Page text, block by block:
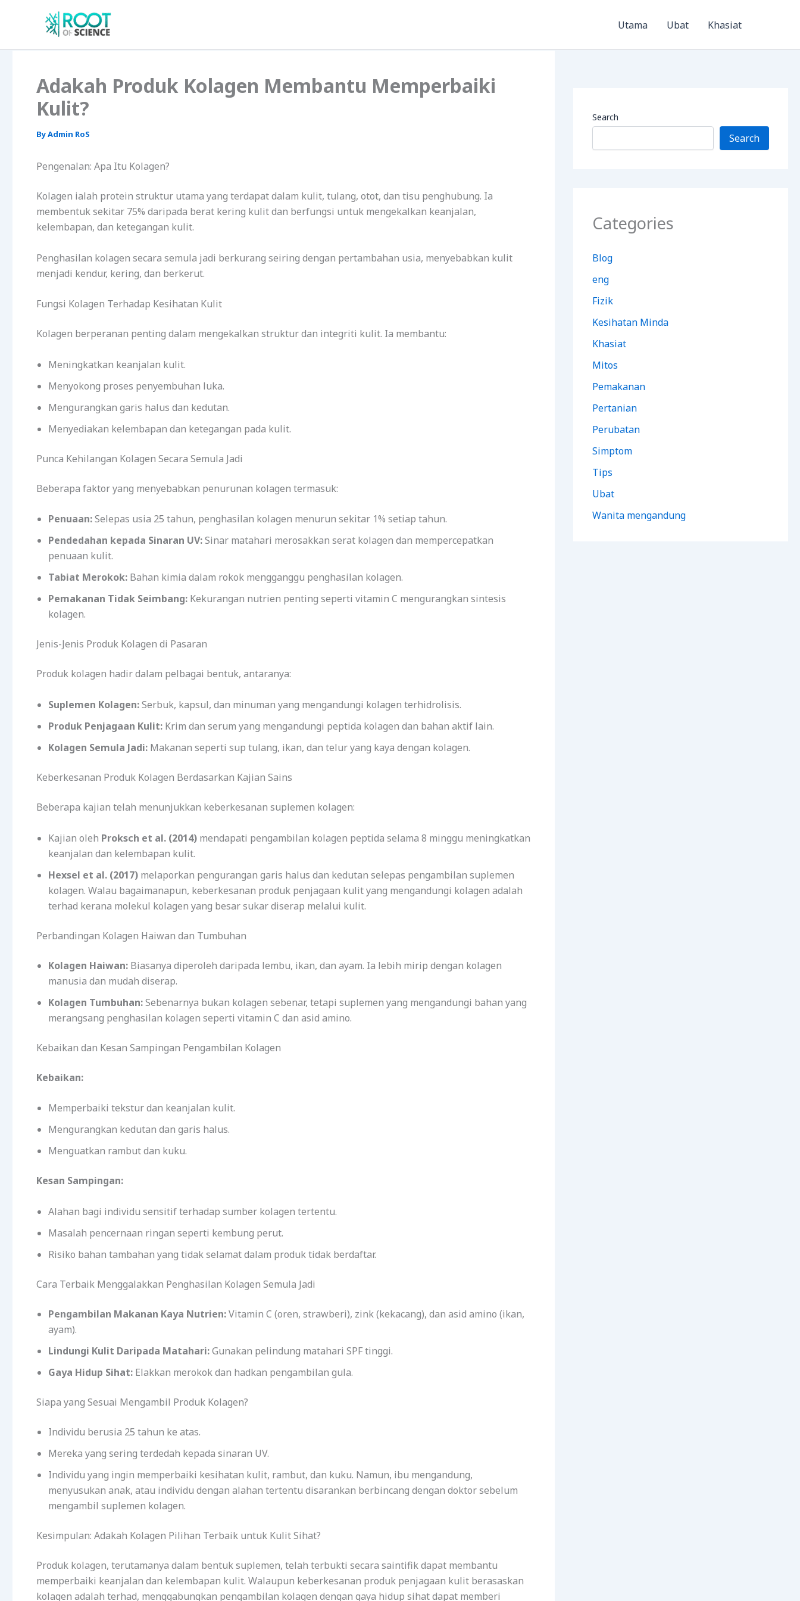
Utama Ubat Khasiat
Adakah Produk Kolagen Membantu Memperbaiki
Kulit?
ByAdmin RoS
Pengenalan: Apa Itu Kolagen?
Kolagen ialah protein struktur utama yang terdapat dalam kulit, tulang, otot, dan tisu penghubung. Ia
membentuk sekitar 75% daripada berat kering kulit dan berfungsi untuk mengekalkan keanjalan,
kelembapan, dan ketegangan kulit.
Penghasilan kolagen secara semula jadi berkurang seiring dengan pertambahan usia, menyebabkan kulit
menjadi kendur, kering, dan berkerut.
Fungsi Kolagen Terhadap Kesihatan Kulit
Kolagen berperanan penting dalam mengekalkan struktur dan integriti kulit. Ia membantu:
Meningkatkan keanjalan kulit.
Menyokong proses penyembuhan luka.
Mengurangkan garis halus dan kedutan.
Menyediakan kelembapan dan ketegangan pada kulit.
Punca Kehilangan Kolagen Secara Semula Jadi
Beberapa faktor yang menyebabkan penurunan kolagen termasuk:
Penuaan:Selepas usia 25 tahun, penghasilan kolagen menurun sekitar 1% setiap tahun.
Pendedahan kepada Sinaran UV:Sinar matahari merosakkan serat kolagen dan mempercepatkan
penuaan kulit.
Tabiat Merokok: Bahan kimia dalam rokok mengganggu penghasilan kolagen.
Pemakanan Tidak Seimbang: Kekurangan nutrien penting seperti vitamin C mengurangkan sintesis
kolagen.
Jenis-Jenis Produk Kolagen di Pasaran
Produk kolagen hadir dalam pelbagai bentuk, antaranya:
Suplemen Kolagen:Serbuk, kapsul, dan minuman yang mengandungi kolagen terhidrolisis.
Produk Penjagaan Kulit: Krim dan serum yang mengandungi peptida kolagen dan bahan aktif lain.
Kolagen Semula Jadi: Makanan seperti sup tulang, ikan, dan telur yang kaya dengan kolagen.
Keberkesanan Produk Kolagen Berdasarkan Kajian Sains
Beberapa kajian telah menunjukkan keberkesanan suplemen kolagen:
Kajian oleh Proksch et al. (2014) mendapati pengambilan kolagen peptida selama 8 minggu meningkatkan
keanjalan dan kelembapan kulit.
Hexsel et al. (2017) melaporkan pengurangan garis halus dan kedutan selepas pengambilan suplemen
kolagen. Walau bagaimanapun, keberkesanan produk penjagaan kulit yang mengandungi kolagen adalah
terhad kerana molekul kolagen yang besar sukar diserap melalui kulit.
Perbandingan Kolagen Haiwan dan Tumbuhan
Kolagen Haiwan: Biasanya diperoleh daripada lembu, ikan, dan ayam. Ia lebih mirip dengan kolagen
manusia dan mudah diserap.
Kolagen Tumbuhan:Sebenarnya bukan kolagen sebenar, tetapi suplemen yang mengandungi bahan yang
merangsang penghasilan kolagen seperti vitamin C dan asid amino.
Kebaikan dan Kesan Sampingan Pengambilan Kolagen
Kebaikan:
Memperbaiki tekstur dan keanjalan kulit.
Mengurangkan kedutan dan garis halus.
Menguatkan rambut dan kuku.
Kesan Sampingan:
Alahan bagi individu sensitif terhadap sumber kolagen tertentu.
Masalah pencernaan ringan seperti kembung perut.
Risiko bahan tambahan yang tidak selamat dalam produk tidak berdaftar.
Cara Terbaik Menggalakkan Penghasilan Kolagen Semula Jadi
Pengambilan Makanan Kaya Nutrien:Vitamin C (oren, strawberi), zink (kekacang), dan asid amino (ikan,
ayam).
Lindungi Kulit Daripada Matahari:Gunakan pelindung matahari SPF tinggi.
Gaya Hidup Sihat: Elakkan merokok dan hadkan pengambilan gula.
Siapa yang Sesuai Mengambil Produk Kolagen?
Individu berusia 25 tahun ke atas.
Mereka yang sering terdedah kepada sinaran UV.
Individu yang ingin memperbaiki kesihatan kulit, rambut, dan kuku. Namun, ibu mengandung,
menyusukan anak, atau individu dengan alahan tertentu disarankan berbincang dengan doktor sebelum
mengambil suplemen kolagen.
Kesimpulan: Adakah Kolagen Pilihan Terbaik untuk Kulit Sihat?
Produk kolagen, terutamanya dalam bentuk suplemen, telah terbukti secara saintifik dapat membantu
memperbaiki keanjalan dan kelembapan kulit. Walaupun keberkesanan produk penjagaan kulit berasaskan
kolagen adalah terhad, menggabungkan pengambilan kolagen dengan gaya hidup sihat dapat memberi
Search
Search
Categories
Blog
eng
Fizik
Kesihatan Minda
Khasiat
Mitos
Pemakanan
Pertanian
Perubatan
Simptom
Tips
Ubat
Wanita mengandung